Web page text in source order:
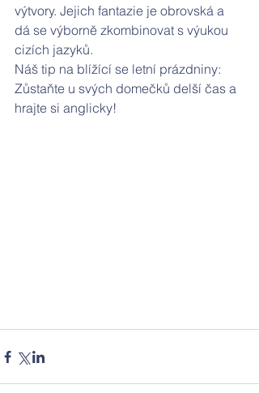
výtvory. Jejich fantazie je obrovská a
dá se výborně zkombinovat s výukou
cizích jazyků.
Náš tip na blížící se letní prázdniny:
Zůstaňte u svých domečků delší čas a
hrajte si anglicky!